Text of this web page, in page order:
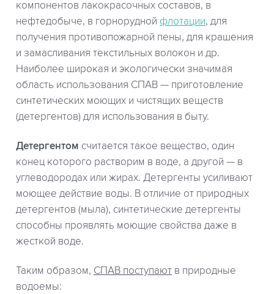
компонентов лакокрасочных составов, в
нефтедобыче, в горнорудной флотации, для
получения противопожарной пены, для крашения
и замасливания текстильных волокон и др.
Наиболее широкая и экологически значимая
область использования СПАВ — приготовление
синтетических моющих и чистящих веществ
(детергентов) для использования в быту.
Детергентом считается такое вещество, один
конец которого растворим в воде, а другой — в
углеводородах или жирах. Детергенты усиливают
моющее действие воды. В отличие от природных
детергентов (мыла), синтетические детергенты
способны проявлять моющие свойства даже в
жесткой воде.
Таким образом, СПАВ поступают в природные
водоемы: